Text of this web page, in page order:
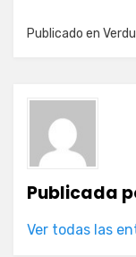
Publicado en
Publicada
Ver todas las